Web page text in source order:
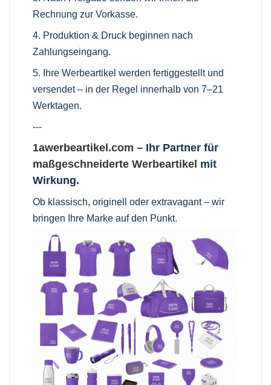
Rechnung zur Vorkasse.
4. Produktion & Druck beginnen nach
Zahlungseingang.
5. Ihre Werbeartikel werden fertiggestellt und
versendet – in der Regel innerhalb von 7–21
Werktagen.
---
1awerbeartikel.com – Ihr Partner für
maßgeschneiderte Werbeartikel mit
Wirkung.
Ob klassisch, originell oder extravagant – wir
bringen Ihre Marke auf den Punkt.